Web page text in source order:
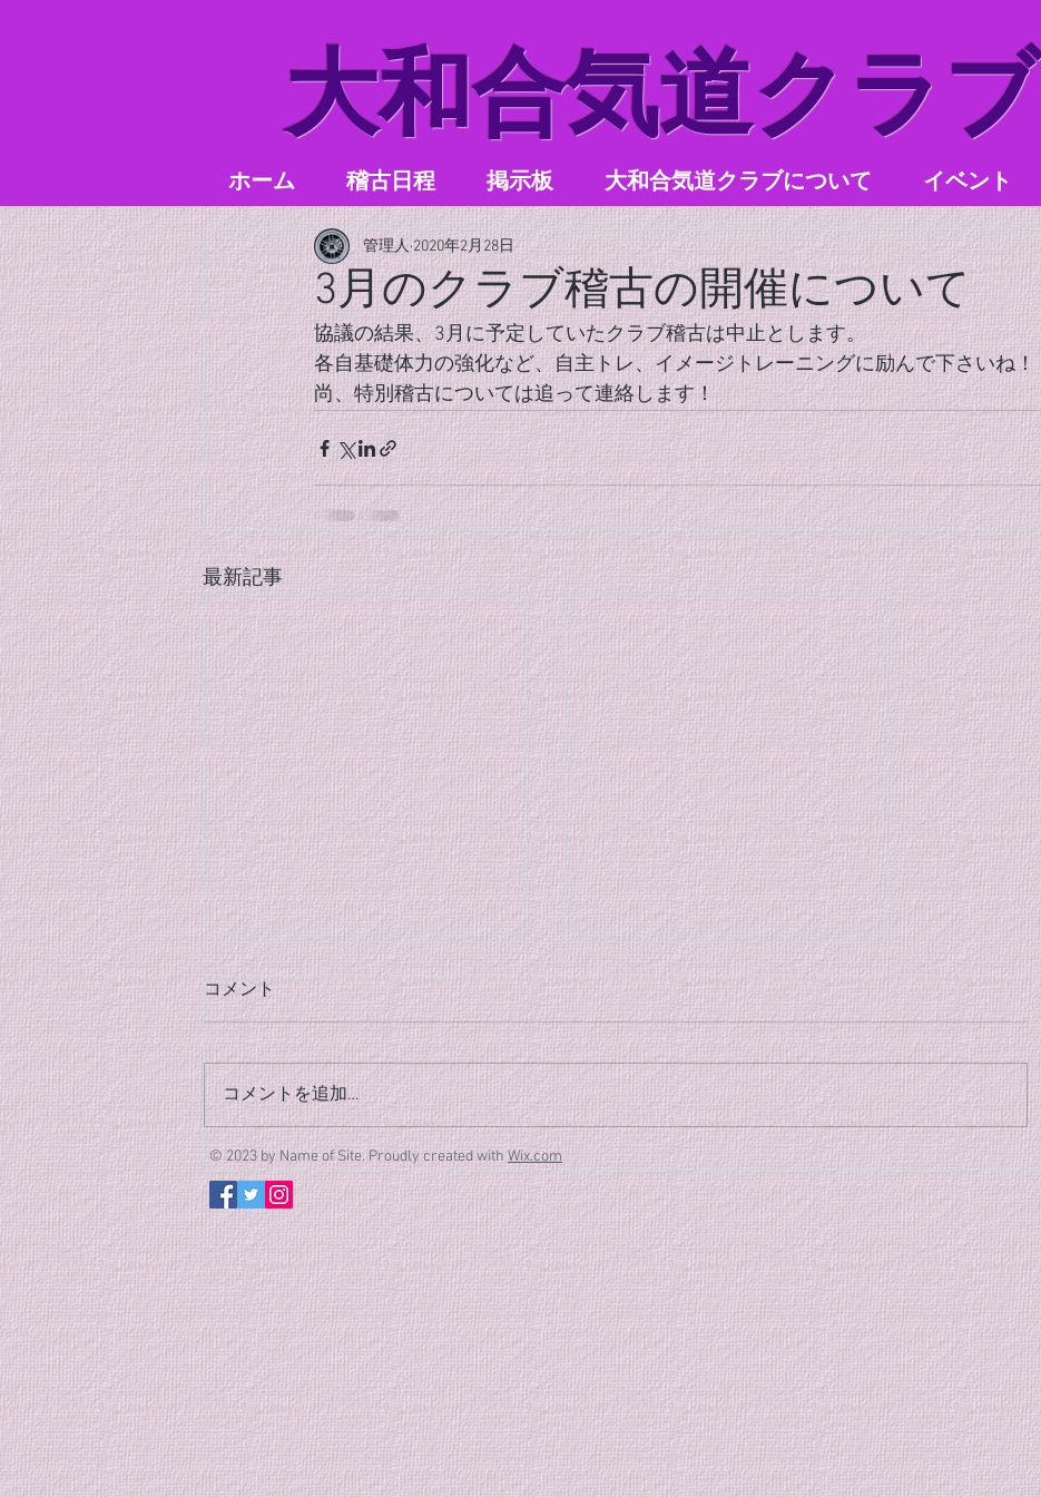
​大和合気道クラブ
ホーム 稽古日程 掲示板 大和合気道クラブについて イベント
3月のクラブ稽古の開催について
管理人 2020年2月28日
協議の結果、3月に予定していたクラブ稽古は中止とします。
各自基礎体力の強化など、自主トレ、イメージトレーニングに励んで下さいね！
尚、特別稽古については追って連絡します！
最新記事
８月のクラブ稽古のご案内
(8/26追加)
８月のクラブ稽古の日程が決まり
ましたのでご案内します。 クラ
ブ稽古 [3日間] 8/4(火)、
8/18(火)、8/26(水) 時間は全日19
時〜20時半となります。 皆様の
体調第一に、夏の稽古に励みまし
ょう！ また、この夏から合気道
をはじめてみたい新規・体験の方
も随時募集しています。 今月も
それぞれのペースで、充実した汗
を流していきましょう！ 皆様の
参加お待ちしております！
７月の特別稽古のご案内
８月７日から始まる大和市主催の
合気道教室迄の間に特別稽古を行
います。 特別稽古 [2日間] 7/17
(金)、7/31 (金) 稽古時間: 19時～
20時半 稽古参加費: 会員1,500
円、非会員2,000円 普段とは少し
違う雰囲気の中で、一緒に合気道
の稽古をしませんか？ 皆様のご
参加お待ちしております。
コメント
コメントを追加…
© 2023 by Name of Site. Proudly created withWix.com